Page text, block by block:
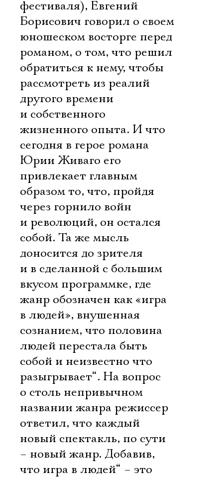
фестиваля), Евгений
Борисович говорил о своем
юношеском восторге перед
романом, о том, что решил
обратиться к нему, чтобы
рассмотреть из реалий
другого времени
и собственного
жизненного опыта. И что
сегодня в герое романа
Юрии Живаго его
привлекает главным
образом то, что, пройдя
через горнило войн
и революций, он остался
собой. Та же мысль
доносится до зрителя
и в сделанной с большим
вкусом программке, где
жанр обозначен как «игра
в людей», внушенная
сознанием, что половина
людей перестала быть
собой и неизвестно что
разыгрывает“. На вопрос
о столь непривычном
названии жанра режиссер
ответил, что каждый
новый спектакль, по сути
– новый жанр. Добавив,
что игра в людей“ – это